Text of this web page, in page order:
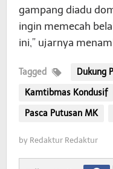
gampang diadu
ingin memecah
ini,” ujarnya
Tagged
Dukung
Kamtibmas Kondusif
Pasca Putusan MK
by Redaktur Redaktur